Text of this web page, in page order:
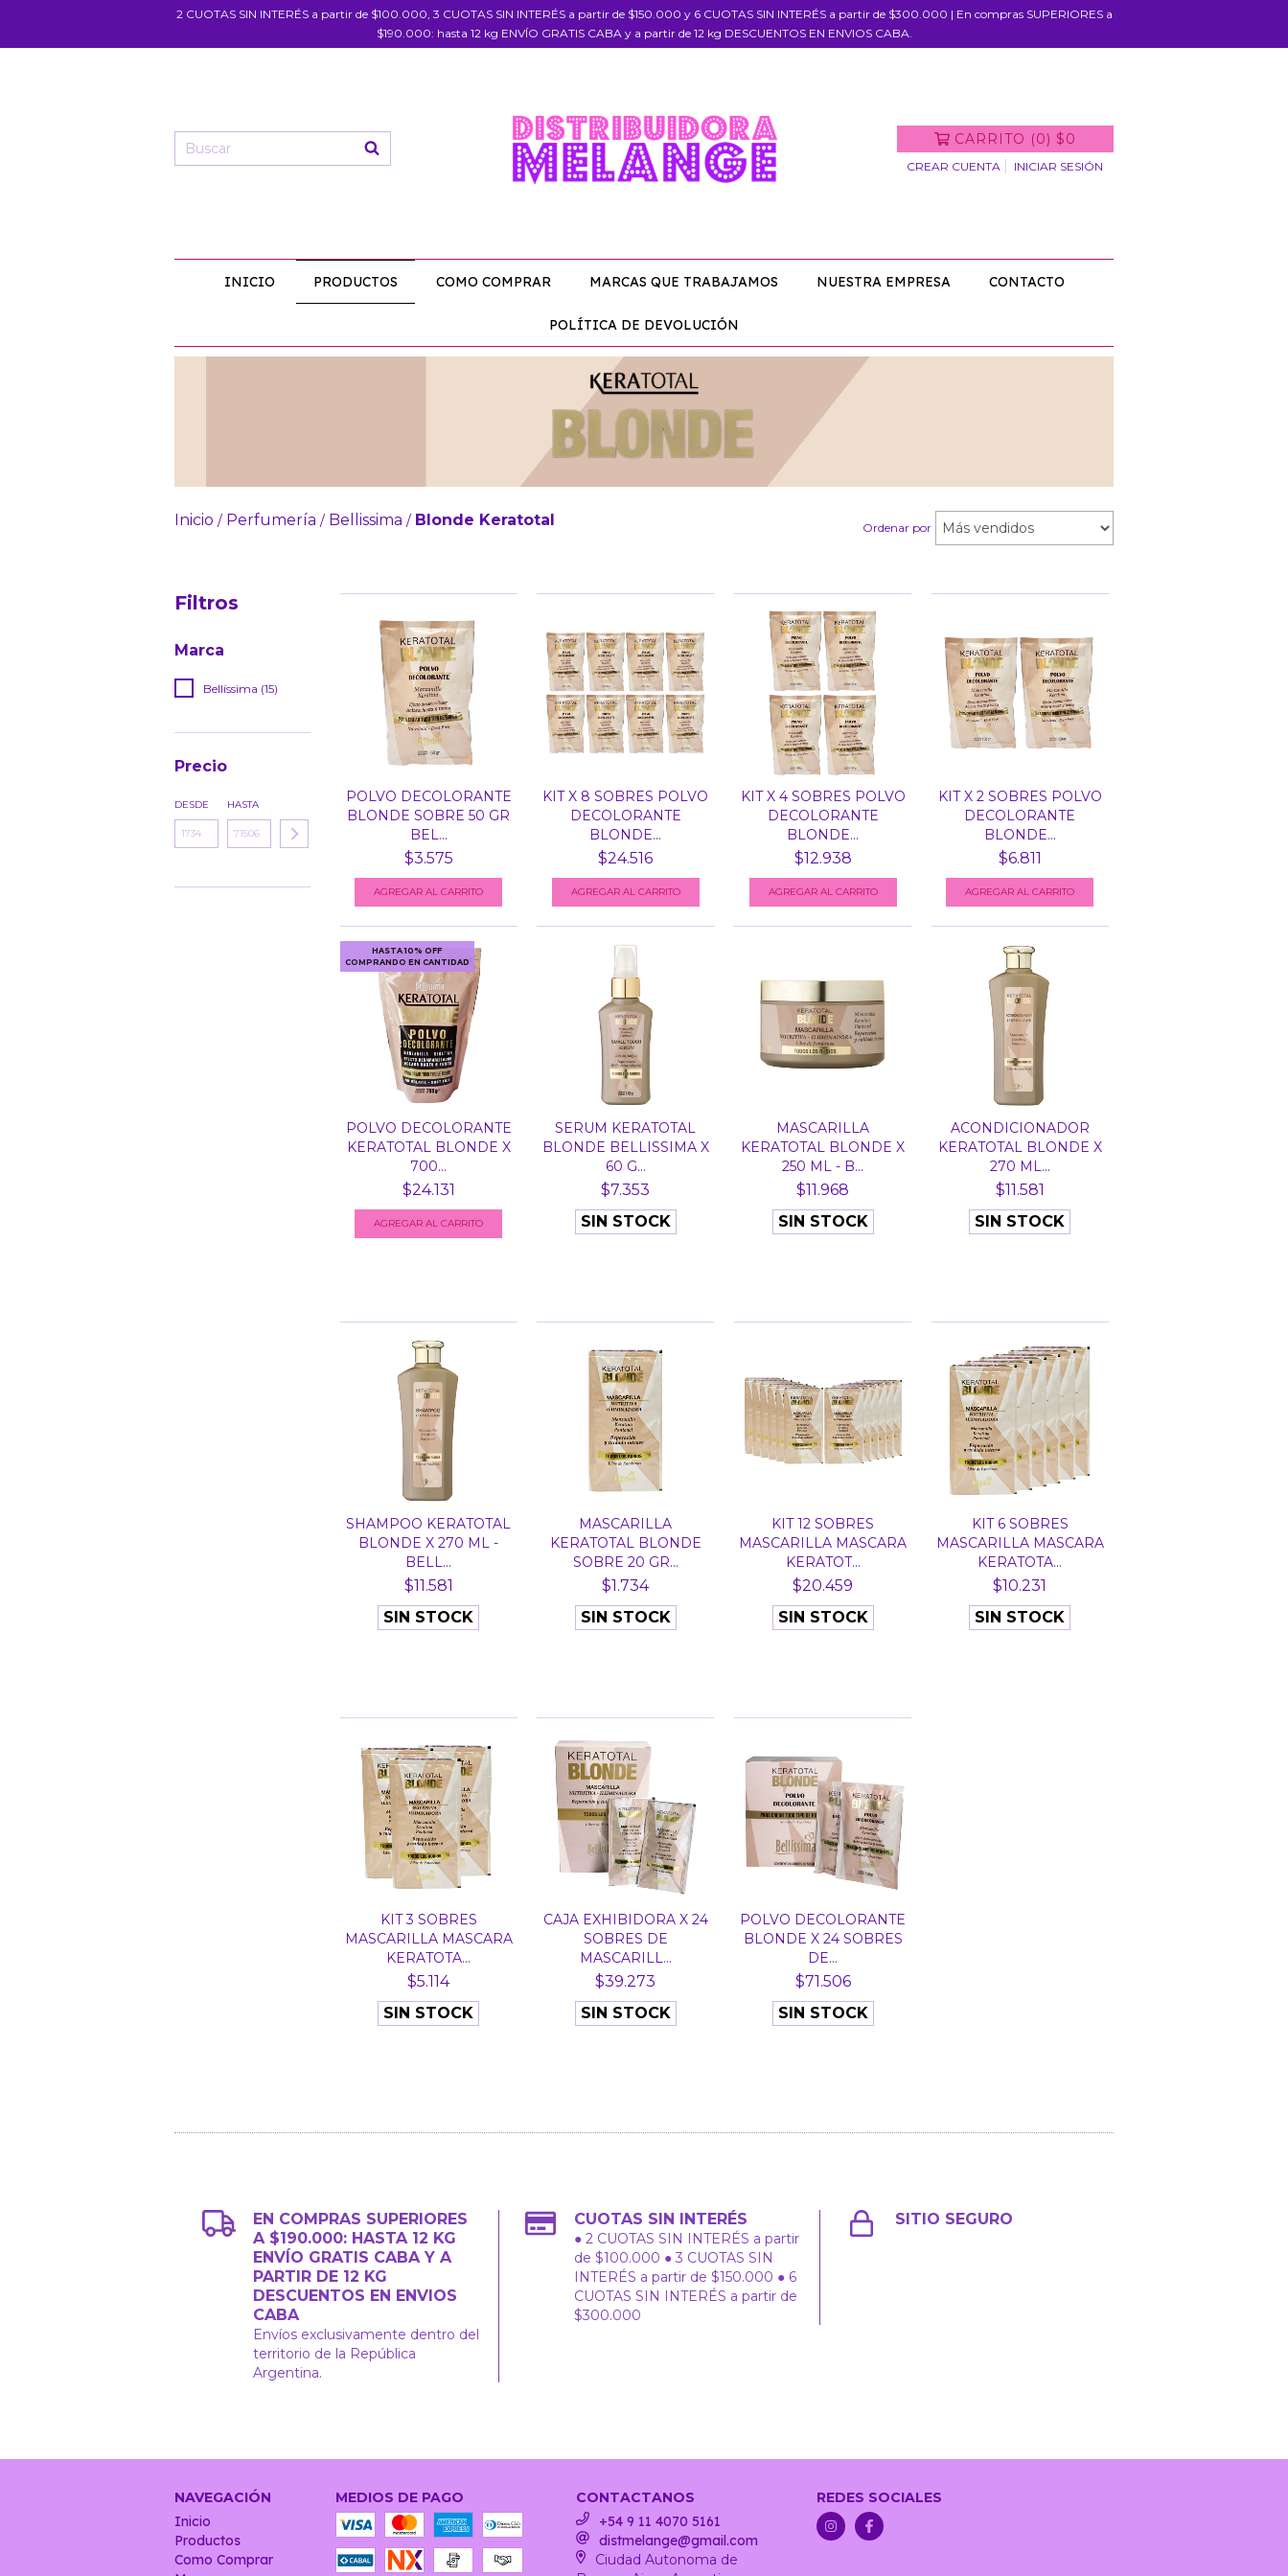
2 CUOTAS SIN INTERÉS a partir de $100.000, 3 CUOTAS SIN INTERÉS a partir de $150.000 y 6 CUOTAS SIN INTERÉS a partir de $300.000 | En compras SUPERIORES a
$190.000: hasta 12 kg ENVÍO GRATIS CABA y a partir de 12 kg DESCUENTOS EN ENVIOS CABA.
CARRITO (0) $0
CREAR CUENTA INICIAR SESIÓN
INICIO PRODUCTOS COMO COMPRAR MARCAS QUE TRABAJAMOS NUESTRA EMPRESA CONTACTO
POLÍTICA DE DEVOLUCIÓN
Inicio / Perfumería / Bellissima / Blonde Keratotal Ordenar por
Filtros
Marca
Bellíssima (15)
Precio
DESDE HASTA
POLVO DECOLORANTE
BLONDE SOBRE 50 GR
BEL...
$3.575
KIT X 8 SOBRES POLVO
DECOLORANTE
BLONDE...
$24.516
KIT X 4 SOBRES POLVO
DECOLORANTE
BLONDE...
$12.938
KIT X 2 SOBRES POLVO
DECOLORANTE
BLONDE...
$6.811
HASTA 10% OFF
COMPRANDO EN CANTIDAD
POLVO DECOLORANTE
KERATOTAL BLONDE X
700...
$24.131
SERUM KERATOTAL
BLONDE BELLISSIMA X
60 G...
$7.353
SIN STOCK
MASCARILLA
KERATOTAL BLONDE X
250 ML - B...
$11.968
SIN STOCK
ACONDICIONADOR
KERATOTAL BLONDE X
270 ML...
$11.581
SIN STOCK
SHAMPOO KERATOTAL
BLONDE X 270 ML -
BELL...
$11.581
SIN STOCK
MASCARILLA
KERATOTAL BLONDE
SOBRE 20 GR...
$1.734
SIN STOCK
KIT 12 SOBRES
MASCARILLA MASCARA
KERATOT...
$20.459
SIN STOCK
KIT 6 SOBRES
MASCARILLA MASCARA
KERATOTA...
$10.231
SIN STOCK
KIT 3 SOBRES
MASCARILLA MASCARA
KERATOTA...
$5.114
SIN STOCK
CAJA EXHIBIDORA X 24
SOBRES DE
MASCARILL...
$39.273
SIN STOCK
POLVO DECOLORANTE
BLONDE X 24 SOBRES
DE...
$71.506
SIN STOCK
EN COMPRAS SUPERIORES
A $190.000: HASTA 12 KG
ENVÍO GRATIS CABA Y A
PARTIR DE 12 KG
DESCUENTOS EN ENVIOS
CABA
Envíos exclusivamente dentro del
territorio de la República
Argentina.
CUOTAS SIN INTERÉS
● 2 CUOTAS SIN INTERÉS a partir
de $100.000 ● 3 CUOTAS SIN
INTERÉS a partir de $150.000 ● 6
CUOTAS SIN INTERÉS a partir de
$300.000
SITIO SEGURO
NAVEGACIÓN
Inicio
Productos
Como Comprar
MEDIOS DE PAGO
CONTACTANOS
+54 9 11 4070 5161
distmelange@gmail.com
Ciudad Autonoma de
REDES SOCIALES